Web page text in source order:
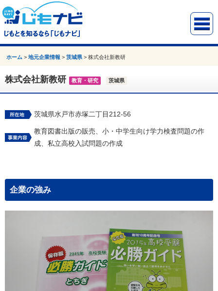
ホーム >地元企業情報 >茨城県 >株式会社新教研
株式会社新教研 教育・研究 茨城県
茨城県水戸市赤塚二丁目212-56
教育図書出版の販売、小・中学生向け学力検査問題の作
成、私立高校入試問題の作成
企業の強み